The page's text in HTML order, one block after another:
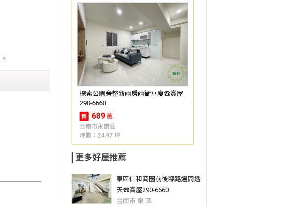
。
探索公園旁整新兩房兩衛華廈☎️賞屋
290-6660
售 689 萬
台南市永康區
坪數：24.97 坪
更多好屋推薦
東區仁和商圈前後臨路邊間透
天☎️賞屋290-6660
台南市 東 區